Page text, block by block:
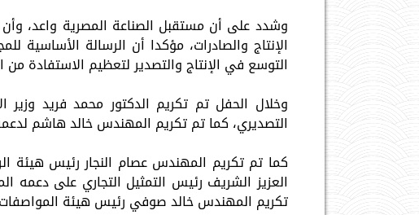
وشدد على أن مستقبل الصناعة المصرية واعد، وأن
الإنتاج والصادرات، مؤكدا أن الرسالة
التوسع في الإنتاج والتصدير لتعظيم الاستفادة من
وخلال الحفل تم تكريم الدكتور محمد فريد وزير
التصديري، كما تم تكريم المهندس خالد هاشم لدعمه
كما تم تكريم المهندس عصام النجار رئيس هيئة
العزيز الشريف رئيس التمثيل التجاري على دعمه
تكريم المهندس خالد صوفي رئيس هيئة